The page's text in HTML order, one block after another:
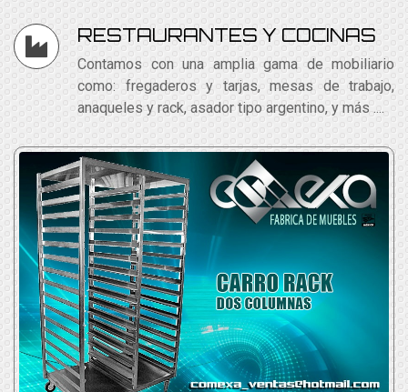
RESTAURANTES Y COCINAS
Contamos con una amplia gama de mobiliario
como: fregaderos y tarjas, mesas de trabajo,
anaqueles y rack, asador tipo argentino, y más ....